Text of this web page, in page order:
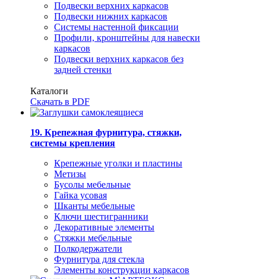
Подвески верхних каркасов
Подвески нижних каркасов
Системы настенной фиксации
Профили, кронштейны для навески
каркасов
Подвески верхних каркасов без
задней стенки
Каталоги
Скачать в PDF
19. Крепежная фурнитура, стяжки,
системы крепления
Крепежные уголки и пластины
Метизы
Бусолы мебельные
Гайка усовая
Шканты мебельные
Ключи шестигранники
Декоративные элементы
Стяжки мебельные
Полкодержатели
Фурнитура для стекла
Элементы конструкции каркасов